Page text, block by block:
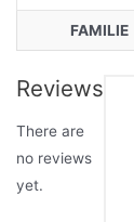
FAMILIE
Reviews
There are
no reviews
yet.